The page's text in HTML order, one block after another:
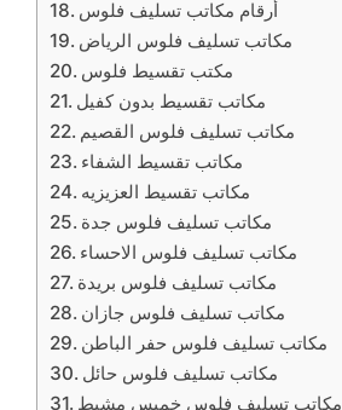
أرقام مكاتب تسليف فلوس
مكاتب تسليف فلوس الرياض
مكتب تقسيط فلوس
مكاتب تقسيط بدون كفيل
مكاتب تسليف فلوس القصيم
مكاتب تقسيط الشفاء
مكاتب تقسيط العزيزيه
مكاتب تسليف فلوس جدة
مكاتب تسليف فلوس الاحساء
مكاتب تسليف فلوس بريدة
مكاتب تسليف فلوس جازان
مكاتب تسليف فلوس حفر الباطن
مكاتب تسليف فلوس حائل
مكاتب تسليف فلوس خميس مشيط